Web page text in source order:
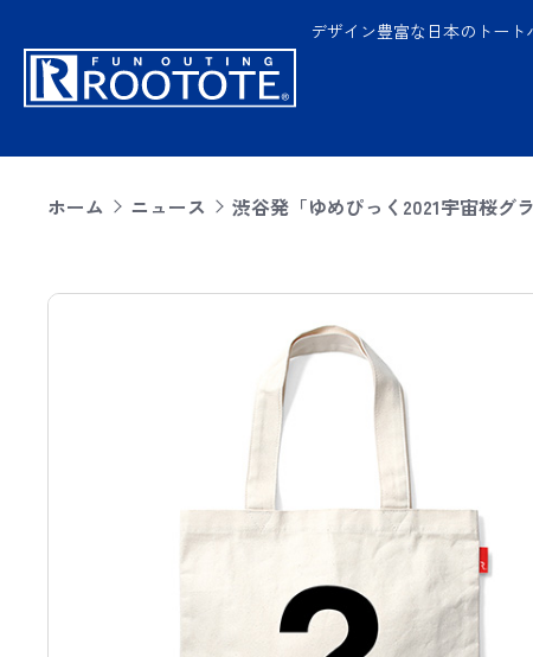
デザイン豊富な日本のトー
ホーム ニュース 渋谷発「ゆめぴっく2021宇宙桜グ